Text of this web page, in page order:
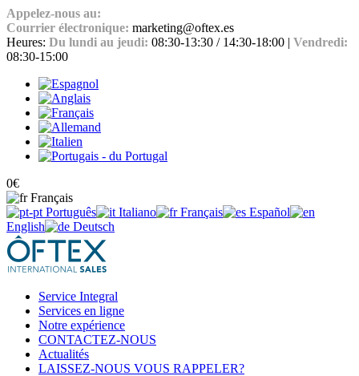
Appelez-nous au:
Courrier électronique: marketing@oftex.es
Heures: Du lundi au jeudi: 08:30-13:30 / 14:30-18:00 | Vendredi:
08:30-15:00
0€
Français
Português
Italiano Français
Español
English
Deutsch
Service Integral
Services en ligne
Notre expérience
CONTACTEZ-NOUS
Actualités
LAISSEZ-NOUS VOUS RAPPELER?